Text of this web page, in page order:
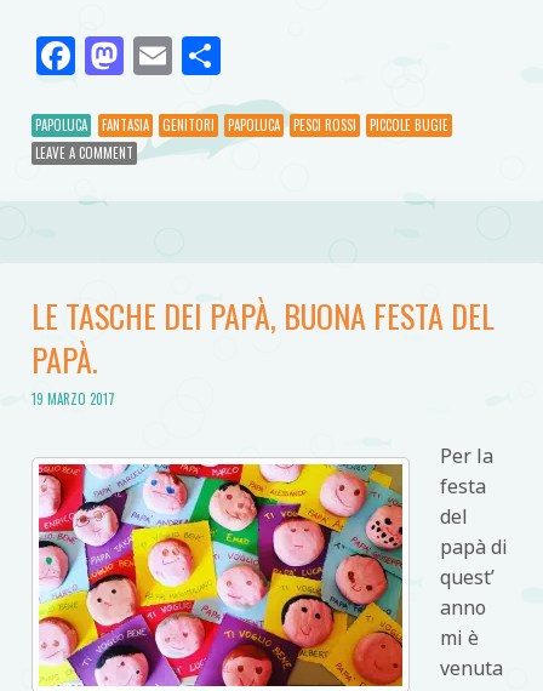
Facebook
Mastodon
Email
PAPOLUCA FANTASIA GENITORI PAPOLUCA PESCI ROSSI
PICCOLE BUGIE
LEAVE A COMMENT
LE TASCHE DEI PAPÀ, BUONA FESTA DEL
PAPÀ.
19 MARZO 2017
Per la
festa
del
papà di
quest’
anno
mi è
venuta